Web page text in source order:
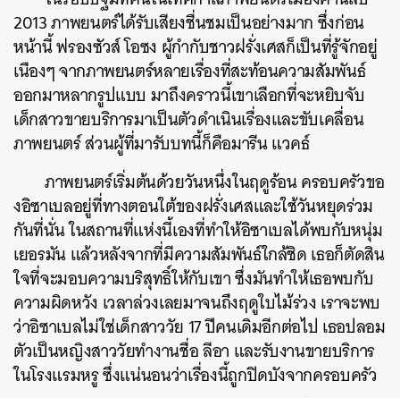
2013 ภาพยนตร์ได้รับเสียงชื่นชมเป็นอย่างมาก ซึ่งก่อน
หน้านี้ ฟรองซัวส์ โอซง ผู้กำกับชาวฝรั่งเศสก็เป็นที่รู้จักอยู่
เนืองๆ จากภาพยนตร์หลายเรื่องที่สะท้อนความสัมพันธ์
ออกมาหลากรูปแบบ มาถึงคราวนี้เขาเลือกที่จะหยิบจับ
เด็กสาวขายบริการมาเป็นตัวดำเนินเรื่องและขับเคลื่อน
ภาพยนตร์ ส่วนผู้ที่มารับบทนี้ก็คือมารีน แวคธ์
ภาพยนตร์เริ่มต้นด้วยวันหนึ่งในฤดูร้อน ครอบครัวขอ
งอิซาเบลอยู่ที่ทางตอนใต้ของฝรั่งเศสและใช้วันหยุดร่วม
กันที่นั่น ในสถานที่แห่งนี้เองที่ทำให้อิซาเบลได้พบกับหนุ่ม
เยอรมัน แล้วหลังจากที่มีความสัมพันธ์ใกล้ชิด เธอก็ตัดสิน
ใจที่จะมอบความบริสุทธิ์ให้กับเขา ซึ่งมันทำให้เธอพบกับ
ความผิดหวัง เวลาล่วงเลยมาจนถึงฤดูใบไม้ร่วง เราจะพบ
ว่าอิซาเบลไม่ใช่เด็กสาววัย 17 ปีคนเดิมอีกต่อไป เธอปลอม
ตัวเป็นหญิงสาววัยทำงานชื่อ ลีอา และรับงานขายบริการ
ในโรงแรมหรู ซึ่งแน่นอนว่าเรื่องนี้ถูกปิดบังจากครอบครัว